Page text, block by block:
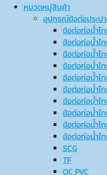
หมวดหมู่สินค้า
อุปกรณ์ข้อต่อประป
ข้อต่อท่อน้ำไท
ข้อต่อท่อน้ำไ
ข้อต่อท่อน้ำไท
ข้อต่อท่อน้ำไท
ข้อต่อท่อน้ำไท
ข้อต่อท่อน้ำไท
ข้อต่อท่อน้ำไท
ข้อต่อท่อน้ำไท
ข้อต่อท่อน้ำไ
ข้อต่อท่อน้ำ
SCG
TF
QC PVC